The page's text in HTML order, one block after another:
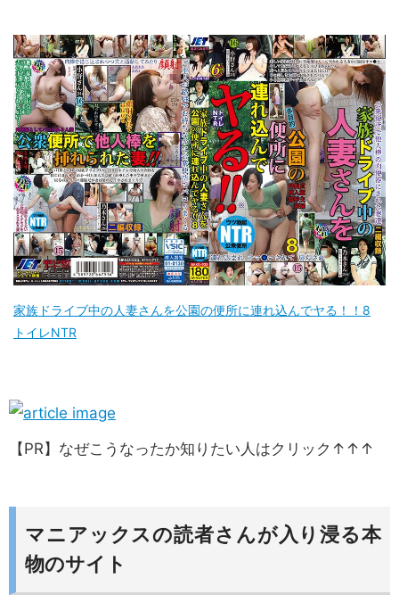
家族ドライブ中の人妻さんを公園の便所に連れ込んでヤる！！8
トイレNTR
【PR】なぜこうなったか知りたい人はクリック↑ ↑ ↑
マニアックスの読者さんが入り浸る本
物のサイト